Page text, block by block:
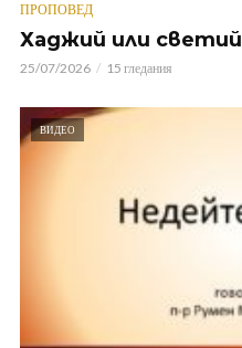
ПРОПОВЕД
Хаджий или светий
25/07/2026 15 гледания
ВИДЕО